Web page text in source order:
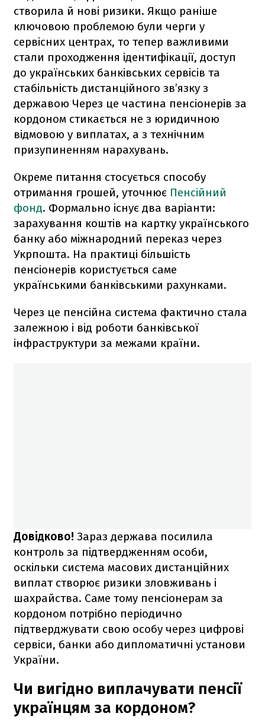
створила й нові ризики. Якщо раніше
ключовою проблемою були черги у
сервісних центрах, то тепер важливими
стали проходження ідентифікації, доступ
до українських банківських сервісів та
стабільність дистанційного зв’язку з
державою Через це частина пенсіонерів за
кордоном стикається не з юридичною
відмовою у виплатах, а з технічним
призупиненням нарахувань.
Окреме питання стосується способу
отримання грошей, уточнює Пенсійний
фонд. Формально існує два варіанти:
зарахування коштів на картку українського
банку або міжнародний переказ через
Укрпошта. На практиці більшість
пенсіонерів користується саме
українськими банківськими рахунками.
Через це пенсійна система фактично стала
залежною і від роботи банківської
інфраструктури за межами країни.
Довідково! Зараз держава посилила
контроль за підтвердженням особи,
оскільки система масових дистанційних
виплат створює ризики зловживань і
шахрайства. Саме тому пенсіонерам за
кордоном потрібно періодично
підтверджувати свою особу через цифрові
сервіси, банки або дипломатичні установи
України.
Чи вигідно виплачувати пенсії
українцям за кордоном?